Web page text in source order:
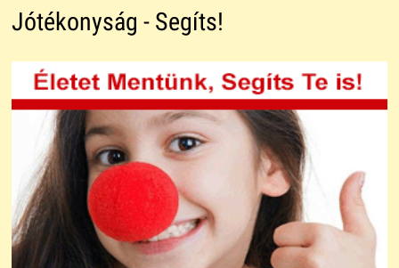
Jótékonyság - Segíts!